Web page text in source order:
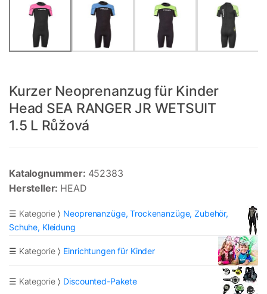
Kurzer Neoprenanzug für Kinder
Head SEA RANGER JR WETSUIT
1.5 L Růžová
Katalognummer: 452383
Hersteller: HEAD
☰ Kategorie
Neoprenanzüge, Trockenanzüge, Zubehör,
Schuhe, Kleidung
☰ Kategorie Einrichtungen für Kinder
☰ Kategorie Discounted-Pakete